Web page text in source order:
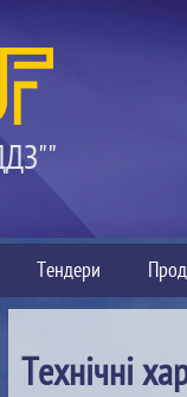
Тендери
Технічні